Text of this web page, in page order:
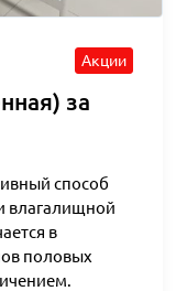
Акции
за
способ
влагалищной
в
половых